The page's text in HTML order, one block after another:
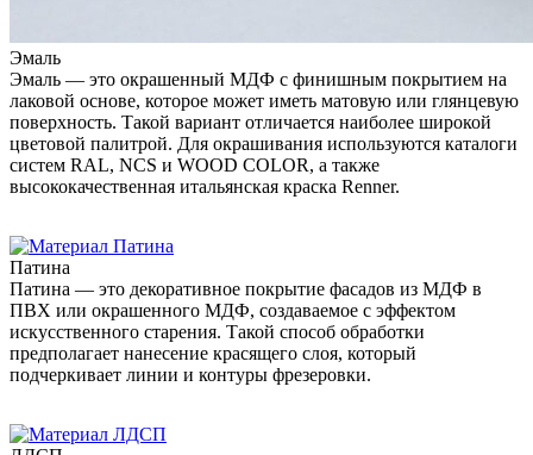
Эмаль
Эмаль — это окрашенный МДФ с финишным покрытием на
лаковой основе, которое может иметь матовую или глянцевую
поверхность. Такой вариант отличается наиболее широкой
цветовой палитрой. Для окрашивания используются каталоги
систем RAL, NCS и WOOD COLOR, а также
высококачественная итальянская краска Renner.
Патина
Патина — это декоративное покрытие фасадов из МДФ в
ПВХ или окрашенного МДФ, создаваемое с эффектом
искусственного старения. Такой способ обработки
предполагает нанесение красящего слоя, который
подчеркивает линии и контуры фрезеровки.